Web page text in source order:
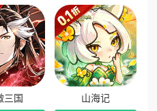
角色即送80级无级别全套装
50W银票、20000元充值卡，
龙两大极品神兽任选其一，开
三国 山海记